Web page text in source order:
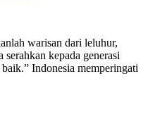
warisan dari leluhur,
kepada generasi
Indonesia memperingati